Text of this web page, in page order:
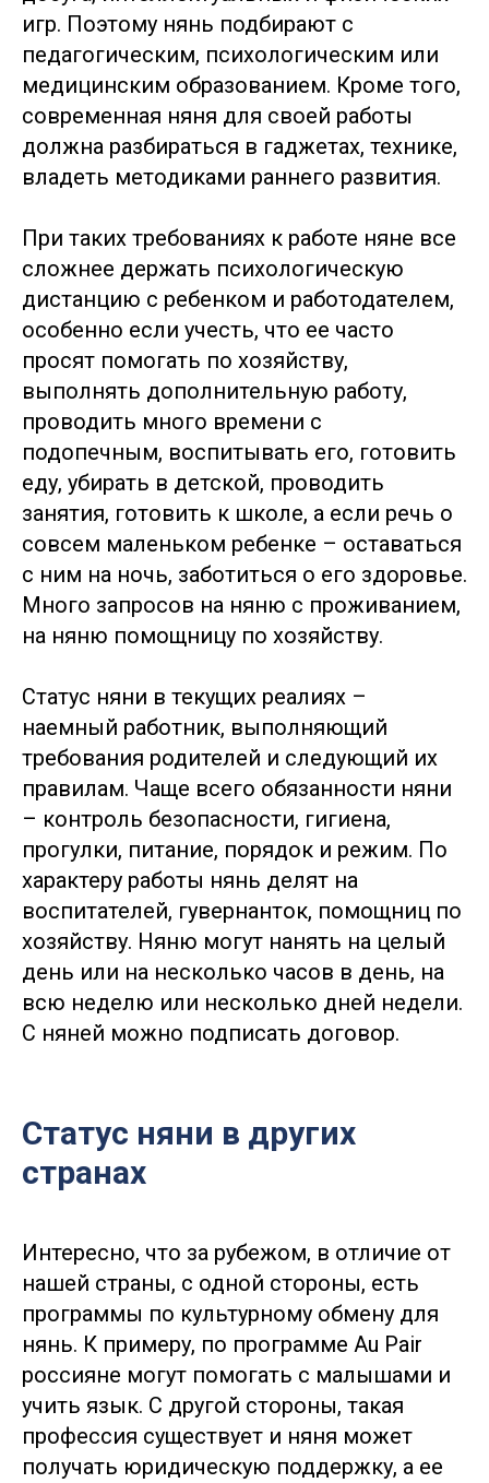
игр. Поэтому нянь подбирают с
педагогическим, психологическим или
медицинским образованием. Кроме того,
современная няня для своей работы
должна разбираться в гаджетах, технике,
владеть методиками раннего развития.
При таких требованиях к работе няне все
сложнее держать психологическую
дистанцию с ребенком и работодателем,
особенно если учесть, что ее часто
просят помогать по хозяйству,
выполнять дополнительную работу,
проводить много времени с
подопечным, воспитывать его, готовить
еду, убирать в детской, проводить
занятия, готовить к школе, а если речь о
совсем маленьком ребенке – оставаться
с ним на ночь, заботиться о его здоровье.
Много запросов на няню с проживанием,
на няню помощницу по хозяйству.
Статус няни в текущих реалиях –
наемный работник, выполняющий
требования родителей и следующий их
правилам. Чаще всего обязанности няни
– контроль безопасности, гигиена,
прогулки, питание, порядок и режим. По
характеру работы нянь делят на
воспитателей, гувернанток, помощниц по
хозяйству. Няню могут нанять на целый
день или на несколько часов в день, на
всю неделю или несколько дней недели.
С няней можно подписать договор.
Статус няни в других
странах
Интересно, что за рубежом, в отличие от
нашей страны, с одной стороны, есть
программы по культурному обмену для
нянь. К примеру, по программе Au Pair
россияне могут помогать с малышами и
учить язык. С другой стороны, такая
профессия существует и няня может
получать юридическую поддержку, а ее